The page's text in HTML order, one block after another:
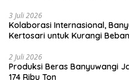
3 Juli 2026
Kolaborasi Internasional,
Kertosari untuk Kurangi
2 Juli 2026
Produksi Beras Banyuwangi
174 Ribu Ton